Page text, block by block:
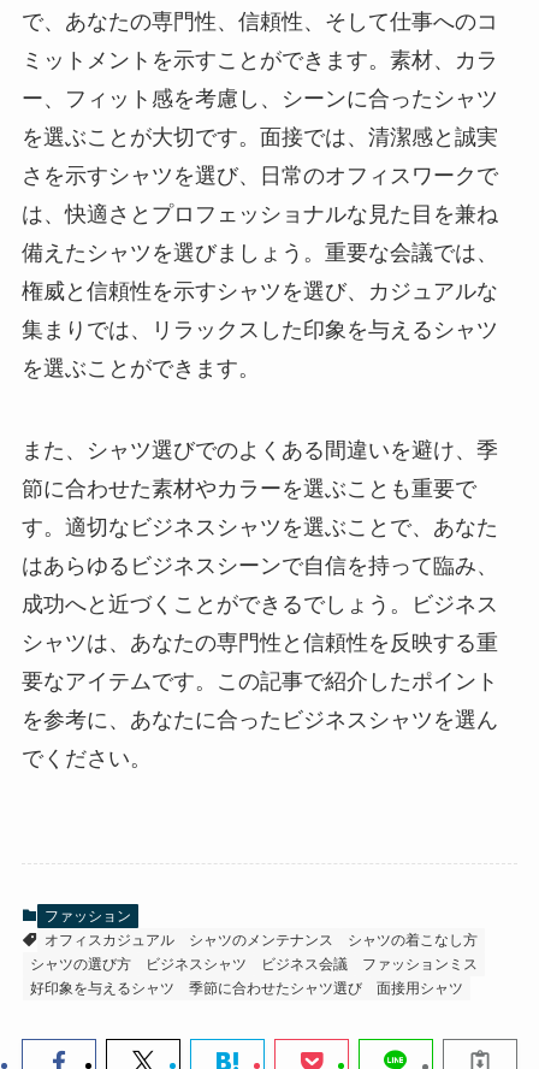
で、あなたの専門性、信頼性、そして仕事へのコ
ミットメントを示すことができます。素材、カラ
ー、フィット感を考慮し、シーンに合ったシャツ
を選ぶことが大切です。面接では、清潔感と誠実
さを示すシャツを選び、日常のオフィスワークで
は、快適さとプロフェッショナルな見た目を兼ね
備えたシャツを選びましょう。重要な会議では、
権威と信頼性を示すシャツを選び、カジュアルな
集まりでは、リラックスした印象を与えるシャツ
を選ぶことができます。
また、シャツ選びでのよくある間違いを避け、季
節に合わせた素材やカラーを選ぶことも重要で
す。適切なビジネスシャツを選ぶことで、あなた
はあらゆるビジネスシーンで自信を持って臨み、
成功へと近づくことができるでしょう。ビジネス
シャツは、あなたの専門性と信頼性を反映する重
要なアイテムです。この記事で紹介したポイント
を参考に、あなたに合ったビジネスシャツを選ん
でください。
ファッション
オフィスカジュアル
シャツのメンテナンス
シャツの着こなし方
シャツの選び方
ビジネスシャツ ビジネス会議
ファッションミス
好印象を与えるシャツ
季節に合わせたシャツ選び 面接用シャツ